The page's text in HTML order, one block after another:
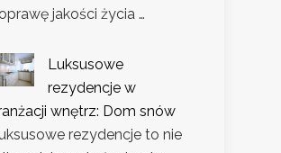
jakości życia …
Luksusowe
rezydencje w
wnętrz: Dom snów
rezydencje to nie